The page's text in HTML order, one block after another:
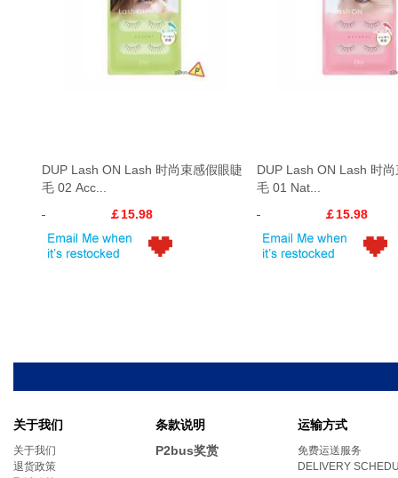
DUP Lash ON Lash 时尚束感假眼睫
毛 02 Acc...
￡15.98
DUP Lash ON Lash 时
毛 01 Nat...
￡15.98
关于我们
关于我们
退货政策
条款说明
P2bus奖赏
运输方式
免费运送服务
DELIVERY